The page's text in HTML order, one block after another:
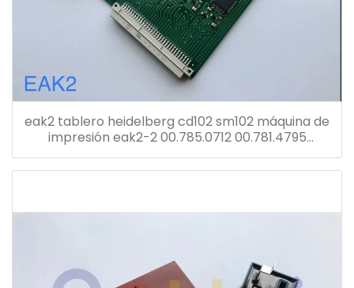
eak2 tablero heidelberg cd102 sm102 máquina de
impresión eak2-2 00.785.0712 00.781.4795
00.781.8903 91.144.6021